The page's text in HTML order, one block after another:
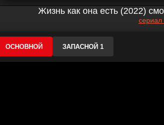
Жизнь как она есть (2022)
сериал
ОСНОВНОЙ ЗАПАСНОЙ 1